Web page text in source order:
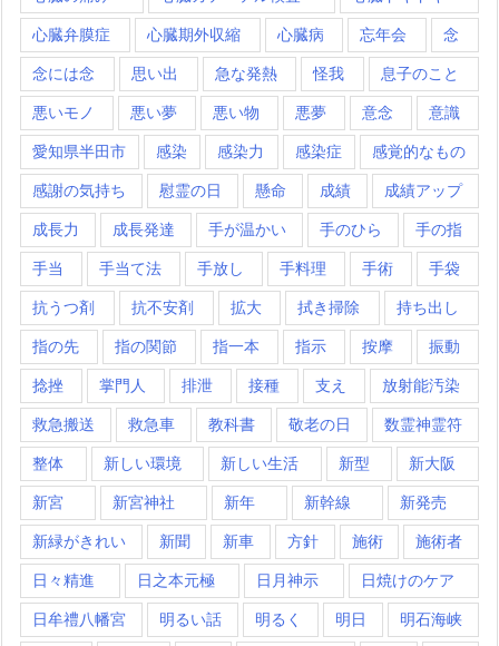
心臓弁膜症 心臓期外収縮 心臓病 忘年会 念
念には念 思い出 急な発熱 怪我 息子のこと
悪いモノ 悪い夢 悪い物 悪夢 意念 意識
愛知県半田市 感染 感染力 感染症 感覚的なもの
感謝の気持ち 慰霊の日 懸命 成績 成績アップ
成長力 成長発達 手が温かい 手のひら 手の指
手当 手当て法 手放し 手料理 手術 手袋
抗うつ剤 抗不安剤 拡大 拭き掃除 持ち出し
指の先 指の関節 指一本 指示 按摩 振動
捻挫 掌門人 排泄 接種 支え 放射能汚染
救急搬送 救急車 教科書 敬老の日 数霊神霊符
整体 新しい環境 新しい生活 新型 新大阪
新宮 新宮神社 新年 新幹線 新発売
新緑がきれい 新聞 新車 方針 施術 施術者
日々精進 日之本元極 日月神示 日焼けのケア
日牟禮八幡宮 明るい話 明るく 明日 明石海峡